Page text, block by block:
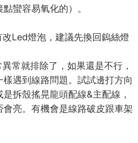
蠻容易氧化的）。
Led燈泡，建議先換回鎢絲燈
常就排除了，如果還是不行，
遇到線路問題。試試邊打方向
拆殼搖晃龍頭配線&主配線，
會亮。有機會是線路破皮跟車架